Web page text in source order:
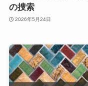
の捜索
2026年5月24日